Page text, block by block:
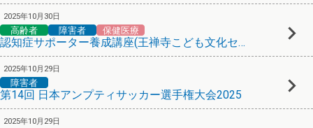
2025年10月30日
高齢者 障害者 保健医療
認知症サポーター養成講座(王禅寺こども文化センター)
2025年10月29日
障害者
第14回 日本アンプティサッカー選手権大会2025
2025年10月29日